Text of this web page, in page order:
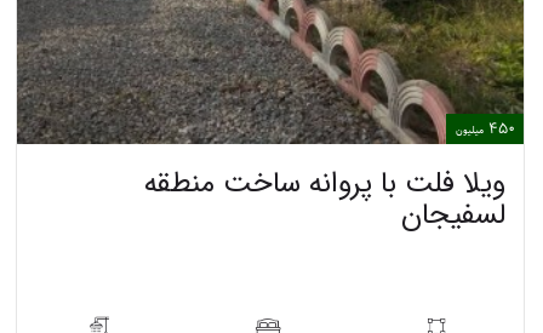
450 میلیون
ویلا فلت با پروانه ساخت منطقه
لسفیجان